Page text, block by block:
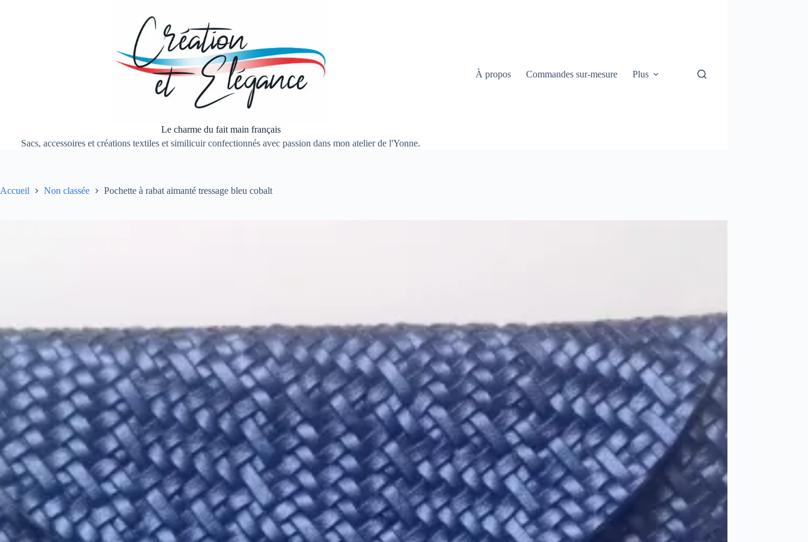
Le charme du fait main français
Sacs, accessoires et créations textiles et similicuir confectionnés avec passion dans mon atelier de l'Yonne.
À propos Commandes sur-mesure Plus
Accueil Non classée Pochette à rabat aimanté tressage bleu cobalt